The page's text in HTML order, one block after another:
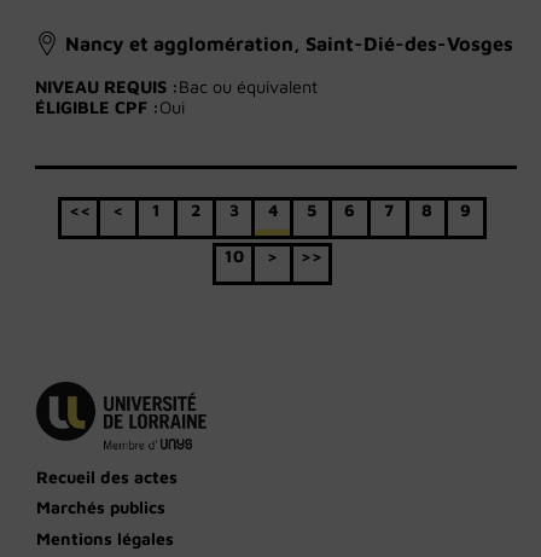
Nancy et agglomération, Saint-Dié-des-Vosges
NIVEAU REQUIS :Bac ou équivalent
ÉLIGIBLE CPF :Oui
<< < 1 2 3 4 5 6 7 8 9
10 > >>
Recueil des actes
Marchés publics
Mentions légales